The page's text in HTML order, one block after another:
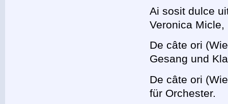
Ai sosit dulce
Veronica
De câte ori
Gesang und
De câte ori
für Orchester.